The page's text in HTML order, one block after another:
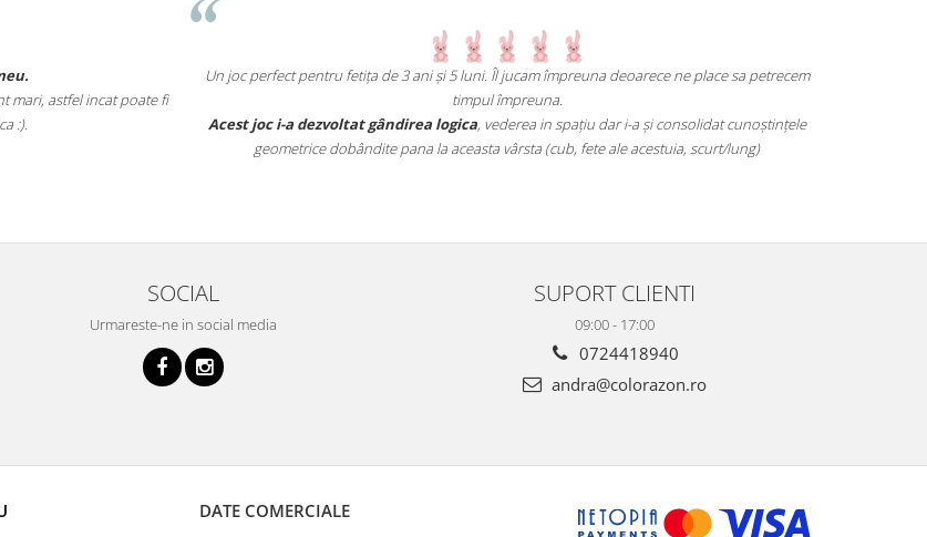
mari, astfel incat poate fi
:).
Un joc perfect pentru fetița de 3 ani și 5 luni. Îl jucam împreuna deoarece ne place sa petrecem
timpul împreuna.
Acest joc i-a dezvoltat gândirea logica, vederea in spațiu dar i-a și consolidat cunoștințele
geometrice dobândite pana la aceasta vârsta (cub, fete ale acestuia, scurt/lung)
SOCIAL
Urmareste-ne in social media
SUPORT CLIENTI
09:00 - 17:00
0724418940
andra@colorazon.ro
DATE COMERCIALE